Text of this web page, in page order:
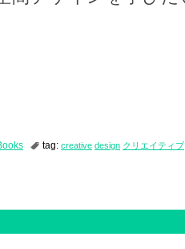
tag: creative design クリエイティブ